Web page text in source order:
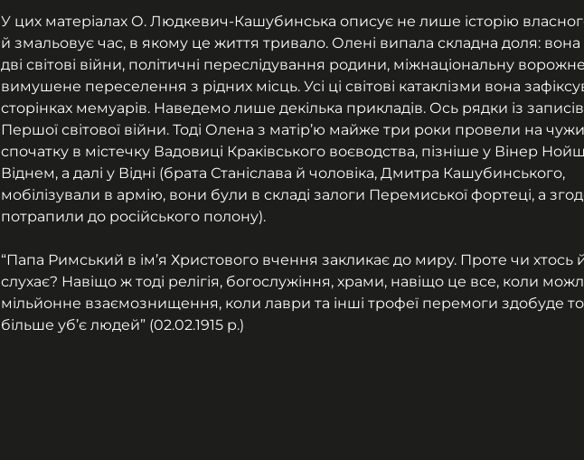
У цих матеріалах О. Людкевич-Кашубинська описує не лише історію
й змальовує час, в якому це життя тривало. Олені випала складна доля:
дві світові війни, політичні переслідування родини, міжнаціональну
вимушене переселення з рідних місць. Усі ці світові катаклізми вона
сторінках мемуарів. Наведемо лише декілька прикладів. Ось рядки із
Першої світової війни. Тоді Олена з матір’ю майже три роки провели на
спочатку в містечку Вадовиці Краківського воєводства, пізніше у Вінер
Віднем, а далі у Відні (брата Станіслава й чоловіка, Дмитра Кашубинського,
мобілізували в армію, вони були в складі залоги Перемиської фортеці, а
потрапили до російського полону).
“Папа Римський в ім’я Христового вчення закликає до миру. Проте чи хтось
слухає? Навіщо ж тоді релігія, богослужіння, храми, навіщо це все, коли
мільйонне взаємознищення, коли лаври та інші трофеї перемоги здобуде
більше уб’є людей” (02.02.1915 р.)